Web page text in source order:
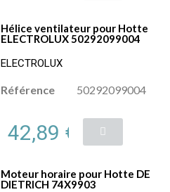
Hélice ventilateur pour Hotte
ELECTROLUX 50292099004
ELECTROLUX
Référence 50292099004
42,89 €
Moteur horaire pour Hotte DE
DIETRICH 74X9903